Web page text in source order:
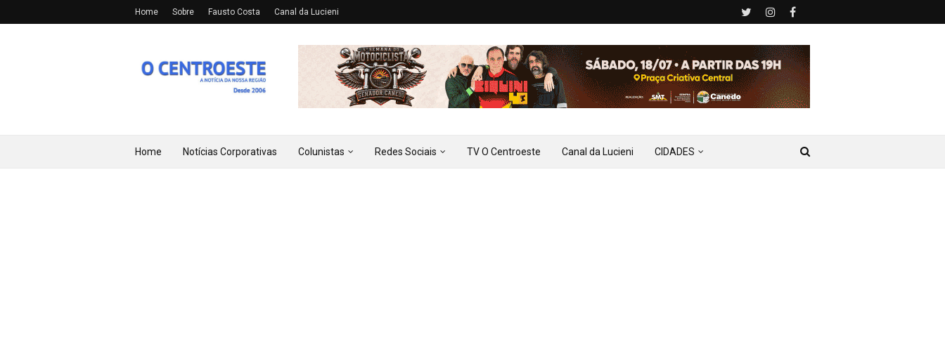
Home Sobre Fausto Costa Canal da Lucieni
Home Notícias Corporativas Colunistas Redes Sociais TV O Centroeste Canal da Lucieni CIDADES